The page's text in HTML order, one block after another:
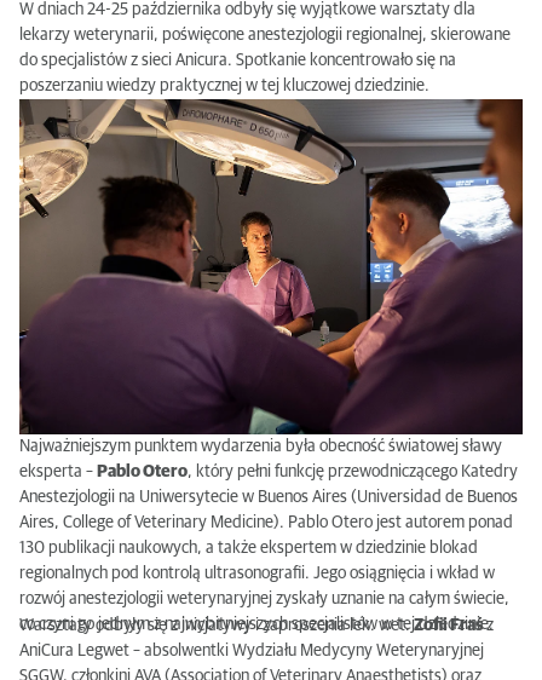
W dniach 24-25 października odbyły się wyjątkowe warsztaty dla
lekarzy weterynarii, poświęcone anestezjologii regionalnej, skierowane
do specjalistów z sieci Anicura. Spotkanie koncentrowało się na
poszerzaniu wiedzy praktycznej w tej kluczowej dziedzinie.
Najważniejszym punktem wydarzenia była obecność światowej sławy
eksperta – Pablo Otero, który pełni funkcję przewodniczącego Katedry
Anestezjologii na Uniwersytecie w Buenos Aires (Universidad de Buenos
Aires, College of Veterinary Medicine). Pablo Otero jest autorem ponad
130 publikacji naukowych, a także ekspertem w dziedzinie blokad
regionalnych pod kontrolą ultrasonografii. Jego osiągnięcia i wkład w
rozwój anestezjologii weterynaryjnej zyskały uznanie na całym świecie,
co czyni go jednym z najwybitniejszych specjalistów w tej dziedzinie.
Warsztaty odbyły się z inicjatywy i zaproszenia lek. wet.Zofii Fraśz
AniCura Legwet – absolwentki Wydziału Medycyny Weterynaryjnej
SGGW, członkini AVA (Association of Veterinary Anaesthetists) oraz